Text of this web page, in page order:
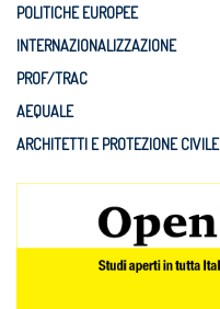
POLITICHE EUROPEE
INTERNAZIONALIZZAZIONE
PROF/TRAC
AEQUALE
ARCHITETTI E PROTEZIONE CIVILE